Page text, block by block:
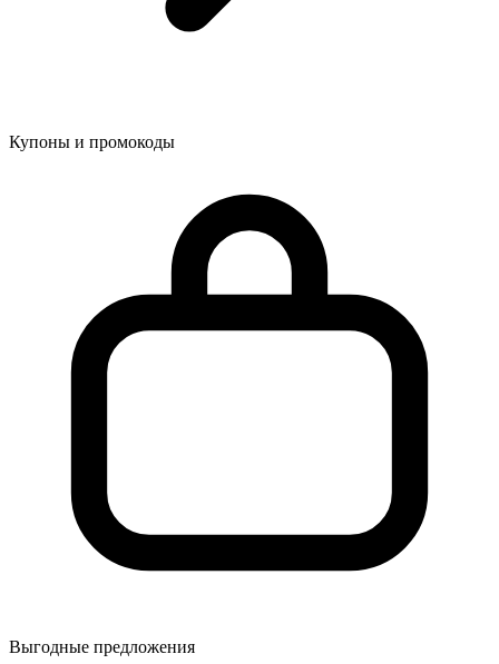
Купоны и промокоды
Выгодные предложения